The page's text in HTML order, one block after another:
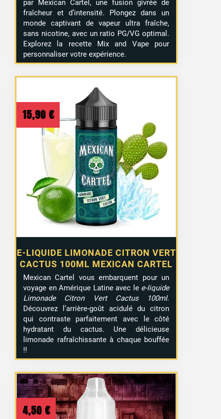
par Mexican Cartel, une fusion givrée de
fraîcheur et d’intensité. Plongez dans un
monde captivant de vapeur ultra fraîche,
sans nicotine, avec un ratio PG/VG optimal.
Explorez la recette Mix and Vape pour
personnaliser votre expérience.
E-LIQUIDE LIMONADE CITRON VERT
CACTUS 100ML MEXICAN CARTEL
15,90 €
Mexican Cartel vous embarquent pour un
voyage en Amérique Latine avec le e-liquide
Limonade Citron Vert Cactus 100ml.
Découvrez l’arrière-goût acidulé du citron
qui contraste parfaitement avec le côté
hydratant du cactus. Une délicieuse
limonade rafraîchissante à chaque bouffée
!!
4,50 €